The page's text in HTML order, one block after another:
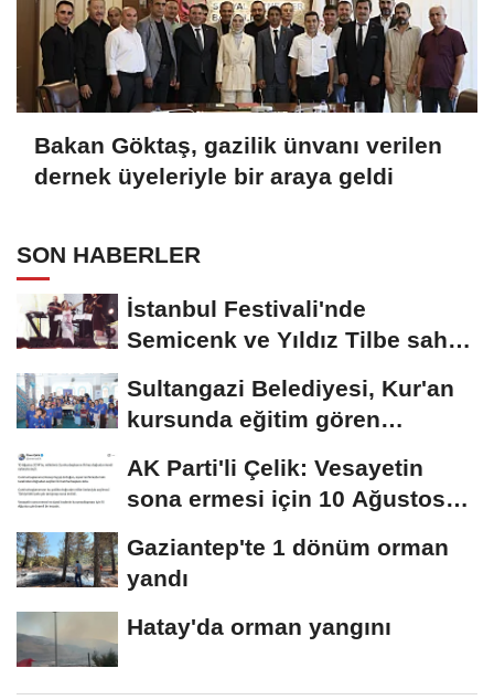
Bakan Göktaş, gazilik ünvanı verilen
dernek üyeleriyle bir araya geldi
SON HABERLER
İstanbul Festivali'nde
Semicenk ve Yıldız Tilbe sahne
Sultangazi Belediyesi, Kur'an
kursunda eğitim gören
AK Parti'li Çelik: Vesayetin
sona ermesi için 10 Ağustos
Gaziantep'te 1 dönüm orman
yandı
Hatay'da orman yangını